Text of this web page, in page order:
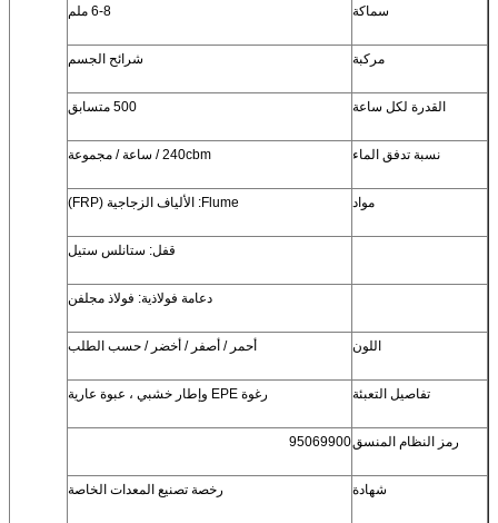
سماكة 6-8 ملم
مركبة شرائح الجسم
القدرة لكل ساعة 500 متسابق
نسبة تدفق الماء 240cbm / ساعة / مجموعة
مواد Flume: الألياف الزجاجية (FRP)
قفل: ستانلس ستيل
دعامة فولاذية: فولاذ مجلفن
اللون أحمر / أصفر / أخضر / حسب الطلب
تفاصيل التعبئة رغوة EPE وإطار خشبي ، عبوة عارية
رمز النظام المنسق95069900
شهادة رخصة تصنيع المعدات الخاصة